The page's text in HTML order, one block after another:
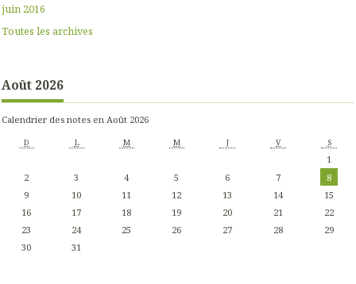
juin 2016
Toutes les archives
Août 2026
Calendrier des notes en Août 2026
D L M M J V S
1
2
3 4 5 6 7
8
9
10 11 12 13 14
15
16
17 18 19 20 21
22
23
24 25 26 27 28
29
30
31